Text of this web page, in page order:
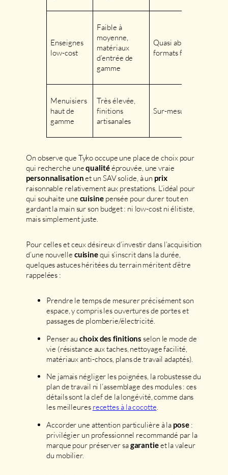
Enseignes
low-cost
Faible à
moyenne,
matériaux
d’entrée de
gamme
Quasi absente,
formats figés
Menuisiers
haut de
gamme
Très élevée,
finitions
artisanales
Sur-mesure total
On observe que Tyko occupe une place de choix pour
qui recherche unequalitééprouvée, une vraie
personnalisationet un SAV solide, à un prix
raisonnable relativement aux prestations. L’idéal pour
qui souhaite une cuisinepensée pour durer tout en
gardant la main sur son budget : ni low-cost ni élitiste,
mais simplement juste.
Pour celles et ceux désireux d’investir dans l’acquisition
d’une nouvelle cuisinequi s’inscrit dans la durée,
quelques astuces héritées du terrain méritent d’être
rappelées :
Prendre le temps de mesurer précisément son
espace, y compris les ouvertures de portes et
passages de plomberie/électricité.
Penser auchoix des finitions selon le mode de
vie (résistance aux taches, nettoyage facilité,
matériaux anti-chocs, plans de travail adaptés).
Ne jamais négliger les poignées, la robustesse du
plan de travail ni l’assemblage des modules : ces
détails sont la clef de la longévité, comme dans
les meilleures recettes à la cocotte.
Accorder une attention particulière à la pose:
privilégier un professionnel recommandé par la
marque pour préserver sagarantieet la valeur
du mobilier.